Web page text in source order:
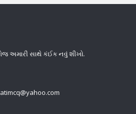
અમારી સાથે કંઈક નવું શીખો.